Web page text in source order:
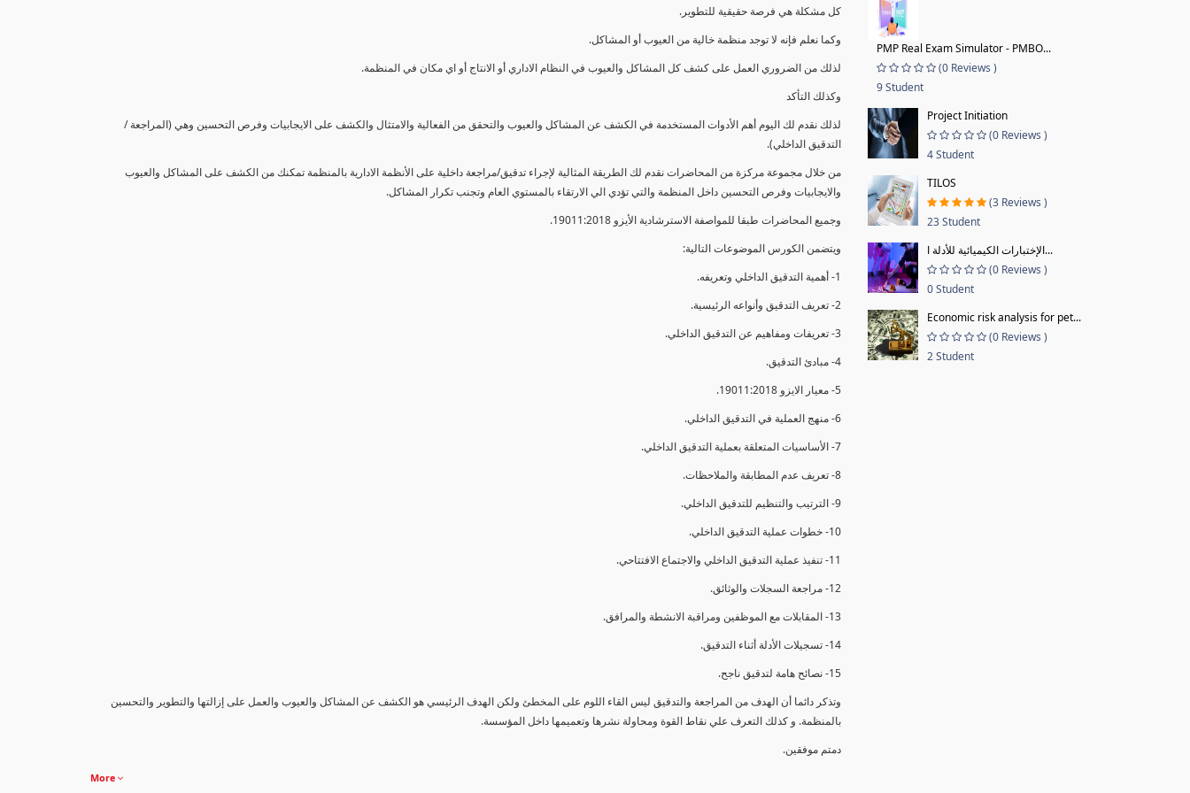
كل مشكلة هي فرصة حقيقية للتطوير.
وكما نعلم فإنه لا توجد منظمة خالية من العيوب أو المشاكل.
لذلك من الضروري العمل على كشف كل المشاكل والعيوب في النظام الاداري أو الانتاج أو اي مكان في المنظمة.
وكذلك التأكد
لذلك نقدم لك اليوم أهم الأدوات المستخدمة في الكشف عن المشاكل والعيوب والتحقق من الفعالية والامتثال والكشف على الايجابيات وفرص التحسين وهي (المراجعة /
التدقيق الداخلي).
من خلال مجموعة مركزة من المحاضرات نقدم لك الطريقة المثالية لإجراء تدقيق/مراجعة داخلية على الأنظمة الادارية بالمنظمة تمكنك من الكشف على المشاكل والعيوب
والايجابيات وفرص التحسين داخل المنظمة والتي تؤدي الي الارتقاء بالمستوي العام وتجنب تكرار المشاكل.
وجميع المحاضرات طبقا للمواصفة الاسترشادية الأيزو 19011:2018.
ويتضمن الكورس الموضوعات التالية:
1- أهمية التدقيق الداخلي وتعريفه.
2- تعريف التدقيق وأنواعه الرئيسية.
3- تعريفات ومفاهيم عن التدقيق الداخلي.
4- مبادئ التدقيق.
5- معيار الايزو 19011:2018.
6- منهج العملية في التدقيق الداخلي.
7- الأساسيات المتعلقة بعملية التدقيق الداخلي.
8- تعريف عدم المطابقة والملاحظات.
9- الترتيب والتنظيم للتدقيق الداخلي.
10- خطوات عملية التدقيق الداخلي.
11- تنفيذ عملية التدقيق الداخلي والاجتماع الافتتاحي.
12- مراجعة السجلات والوثائق.
13- المقابلات مع الموظفين ومراقبة الانشطة والمرافق.
14- تسجيلات الأدلة أثناء التدقيق.
15- نصائح هامة لتدقيق ناجح.
وتذكر دائما أن الهدف من المراجعة والتدقيق ليس القاء اللوم على المخطئ ولكن الهدف الرئيسي هو الكشف عن المشاكل والعيوب والعمل على إزالتها والتطوير والتحسين
بالمنظمة. و كذلك التعرف علي نقاط القوة ومحاولة نشرها وتعميمها داخل المؤسسة.
دمتم موفقين.
More
PMP Real Exam Simulator - PMBO...
(0 Reviews )
9 Student
Project Initiation
(0 Reviews )
4 Student
TILOS
(3 Reviews )
23 Student
الإختبارات الكيميائية للأدلة ا...
(0 Reviews )
0 Student
Economic risk analysis for pet...
(0 Reviews )
2 Student